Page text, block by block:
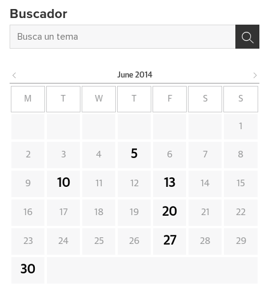
Buscador
June 2014
M W F S S
1
2 3 4 5 6 7 8
9 10 11 12 13 14 15
16 17 18 19 20 21 22
23 24 25 26 27 28 29
30